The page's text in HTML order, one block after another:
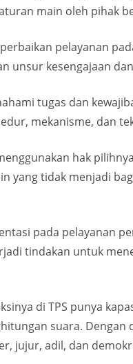
main oleh pihak
pelayanan
unsur kesengajaan
tugas dan
mekanisme, dan
hak
yang tidak menjadi
pada pelayanan
tindakan untuk
di TPS punya
suara. Dengan
jujur, adil, dan